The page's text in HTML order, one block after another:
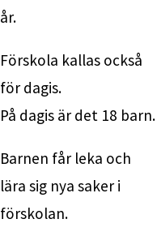
år.
Förskola kallas också
för dagis.
På dagis är det 18 barn.
Barnen får leka och
lära sig nya saker i
förskolan.